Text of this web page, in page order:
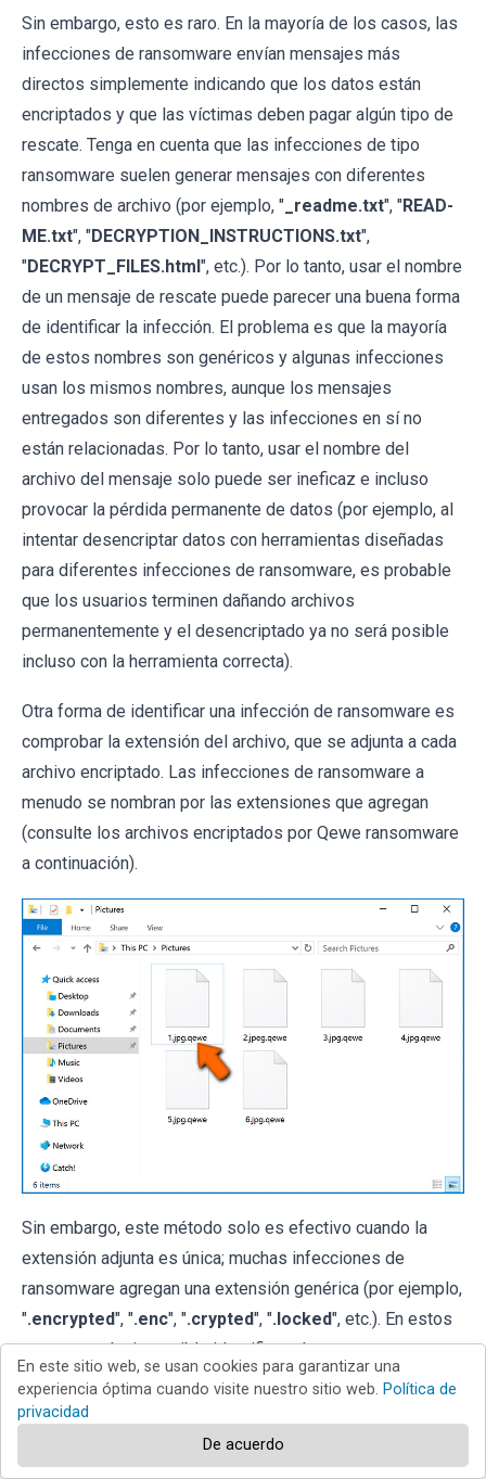
Sin embargo, esto es raro. En la mayoría de los casos, las
infecciones de ransomware envían mensajes más
directos simplemente indicando que los datos están
encriptados y que las víctimas deben pagar algún tipo de
rescate. Tenga en cuenta que las infecciones de tipo
ransomware suelen generar mensajes con diferentes
nombres de archivo (por ejemplo, " _readme.txt", "READ-
ME.txt", "DECRYPTION_INSTRUCTIONS.txt",
"DECRYPT_FILES.html ", etc.). Por lo tanto, usar el nombre
de un mensaje de rescate puede parecer una buena forma
de identificar la infección. El problema es que la mayoría
de estos nombres son genéricos y algunas infecciones
usan los mismos nombres, aunque los mensajes
entregados son diferentes y las infecciones en sí no
están relacionadas. Por lo tanto, usar el nombre del
archivo del mensaje solo puede ser ineficaz e incluso
provocar la pérdida permanente de datos (por ejemplo, al
intentar desencriptar datos con herramientas diseñadas
para diferentes infecciones de ransomware, es probable
que los usuarios terminen dañando archivos
permanentemente y el desencriptado ya no será posible
incluso con la herramienta correcta).
Otra forma de identificar una infección de ransomware es
comprobar la extensión del archivo, que se adjunta a cada
archivo encriptado. Las infecciones de ransomware a
menudo se nombran por las extensiones que agregan
(consulte los archivos encriptados por Qewe ransomware
a continuación).
Sin embargo, este método solo es efectivo cuando la
extensión adjunta es única; muchas infecciones de
ransomware agregan una extensión genérica (por ejemplo,
".encrypted", ".enc", ".crypted", ".locked", etc.). En estos
casos, resulta imposible identificar el ransomware por su
extensión adjunta.
Una de las formas más fáciles y rápidas de identificar una
En este sitio web, se usan cookies para garantizar una
experiencia óptima cuando visite nuestro sitio web. Política de
privacidad
De acuerdo